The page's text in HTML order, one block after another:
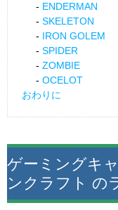
ENDERMAN
SKELETON
IRON GOLEM
SPIDER
ZOMBIE
OCELOT
おわりに
ゲーミングキ
ンクラフト の